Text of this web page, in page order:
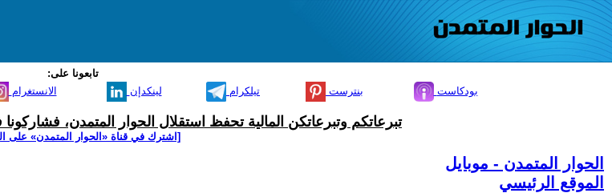
تابعونا على:
الانستغرام لينكدإن تيلكرام بنترست بودكاست
تبرعاتكم وتبرعاتكن المالية تحفظ استقلال الحوار المتمدن،
[اشترك في قناة ‫«الحوار المتمدن» على
الحوار المتمدن - موبايل
الموقع الرئيسي